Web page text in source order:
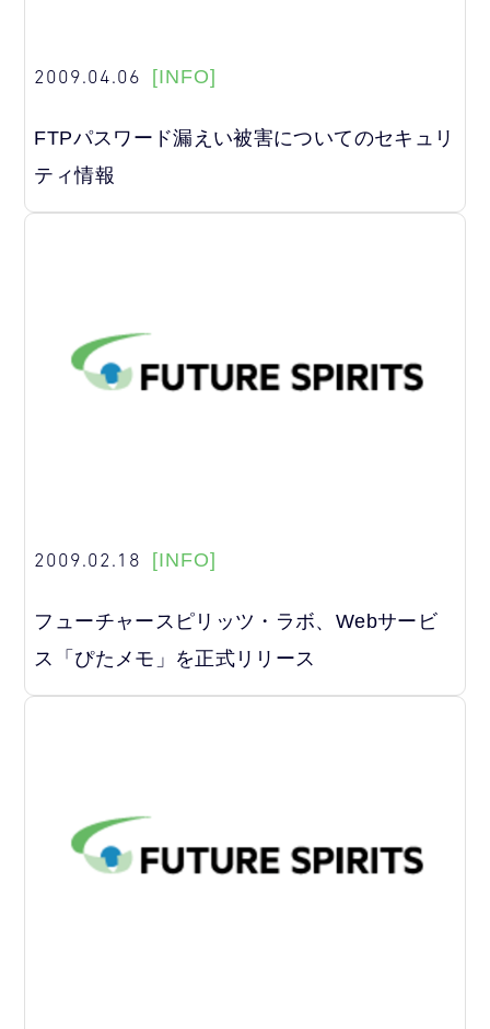
2009.04.06 [INFO]
FTPパスワード漏えい被害についてのセキュリ
ティ情報
2009.02.18 [INFO]
フューチャースピリッツ・ラボ、Webサービ
ス「ぴたメモ」を正式リリース